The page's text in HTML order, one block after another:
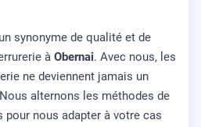
synonyme de qualité et de
à Obernai. Avec nous, les
ne deviennent jamais un
alternons les méthodes de
nous adapter à votre cas